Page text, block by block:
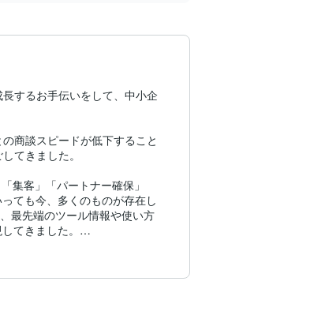
するお手伝いをして、中小企
商談スピードが低下すること
てきました。
集客」「パートナー確保」
ても今、多くのものが存在し
最先端のツール情報や使い方
てきました。
るかもしれません。僕たち
ことで、より大きな成長を遂